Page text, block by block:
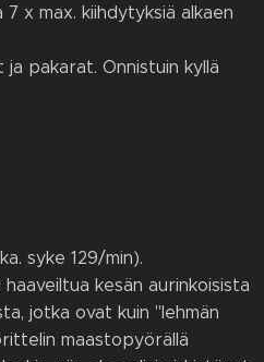
7 x max. kiihdytyksiä alkaen
pakarat. Onnistuin kyllä
syke 129/min).
kesän aurinkoisista
jotka ovat kuin "lehmän
maastopyörällä